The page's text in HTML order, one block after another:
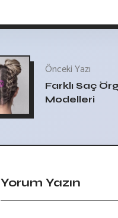
Önceki Yazı
Farklı Saç
Modelleri
Yorum Yazın